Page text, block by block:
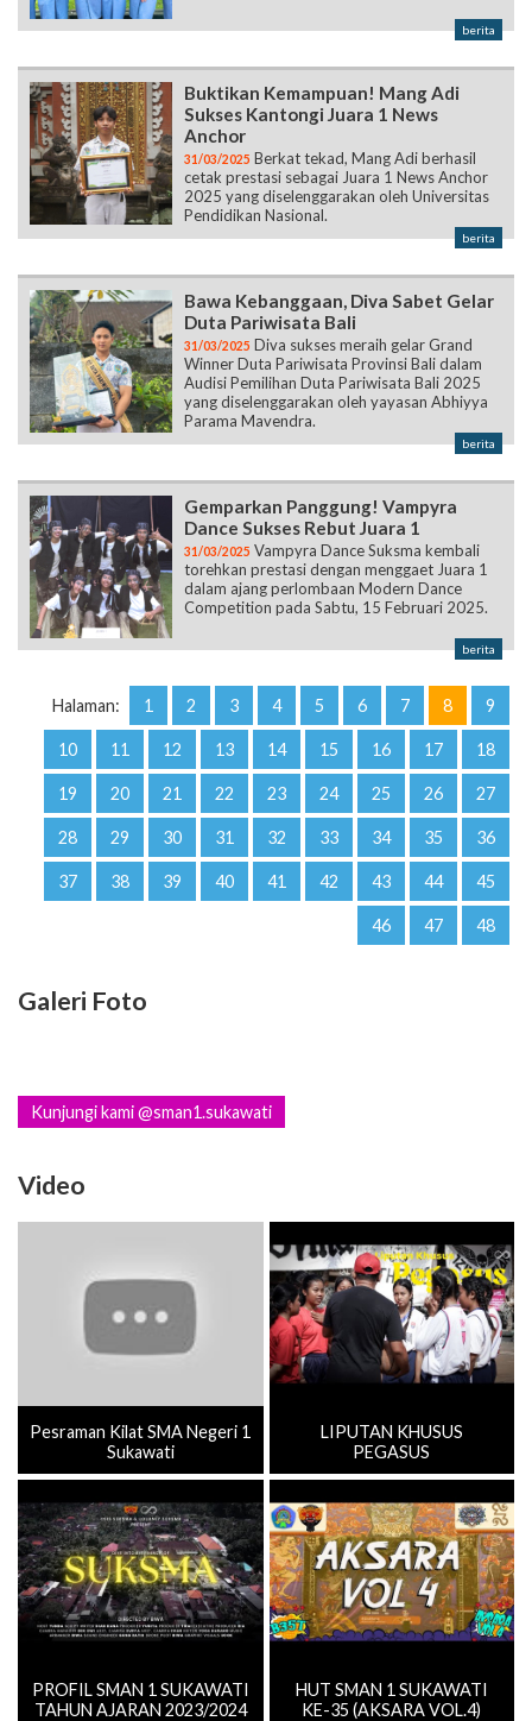
berita
Buktikan Kemampuan! Mang Adi
Sukses Kantongi Juara 1 News
Anchor
31/03/2025 Berkat tekad, Mang Adi berhasil
cetak prestasi sebagai Juara 1 News Anchor
2025 yang diselenggarakan oleh Universitas
Pendidikan Nasional.
berita
Bawa Kebanggaan, Diva Sabet Gelar
Duta Pariwisata Bali
31/03/2025 Diva sukses meraih gelar Grand
Winner Duta Pariwisata Provinsi Bali dalam
Audisi Pemilihan Duta Pariwisata Bali 2025
yang diselenggarakan oleh yayasan Abhiyya
Parama Mavendra.
berita
Gemparkan Panggung! Vampyra
Dance Sukses Rebut Juara 1
31/03/2025 Vampyra Dance Suksma kembali
torehkan prestasi dengan menggaet Juara 1
dalam ajang perlombaan Modern Dance
Competition pada Sabtu, 15 Februari 2025.
berita
Halaman: 1 2 3 4 5 6 7 8 9
10 11 12 13 14 15 16 17 18
19 20 21 22 23 24 25 26 27
28 29 30 31 32 33 34 35 36
37 38 39 40 41 42 43 44 45
46 47 48
Galeri Foto
Kunjungi kami @sman1.sukawati
Video
Pesraman Kilat SMA Negeri 1
Sukawati
LIPUTAN KHUSUS
PEGASUS
PROFIL SMAN 1 SUKAWATI
TAHUN AJARAN 2023/2024
HUT SMAN 1 SUKAWATI
KE-35 (AKSARA VOL.4)